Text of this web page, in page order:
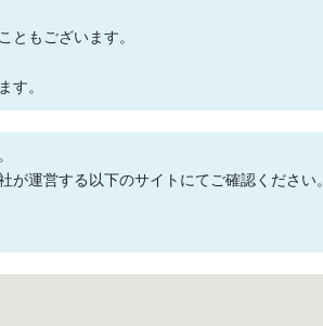
もございます。
。
運営する以下のサイトにてご確認ください。